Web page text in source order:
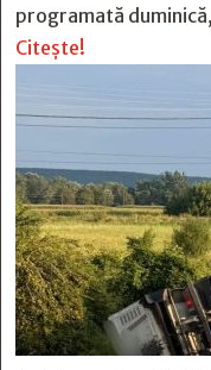
programată
Citește!